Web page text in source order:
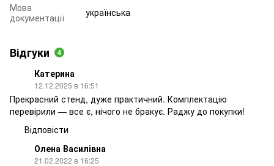
Мова
документації
українська
Відгуки 4
Катерина
12.12.2025 в 16:51
Прекрасний стенд, дуже практичний. Комплектацію
перевірили — все є, нічого не бракує. Раджу до покупки!
Відповісти
Олена Василівна
21.02.2022 в 16:25